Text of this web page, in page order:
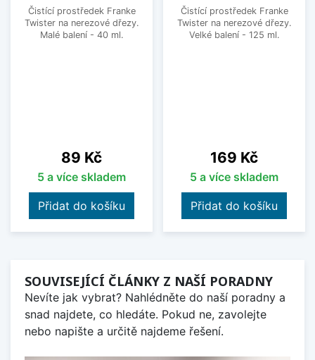
Čistící prostředek Franke
Twister na nerezové dřezy.
Malé balení - 40 ml.
Cena
89 Kč
5 a více skladem
Přidat do košíku
Čistící prostředek Franke
Twister na nerezové dřezy.
Velké balení - 125 ml.
Cena
169 Kč
5 a více skladem
Přidat do košíku
SOUVISEJÍCÍ ČLÁNKY Z NAŠÍ PORADNY
Nevíte jak vybrat? Nahlédněte do naší poradny a
snad najdete, co hledáte. Pokud ne, zavolejte
nebo napište a určitě najdeme řešení.